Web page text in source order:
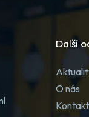
Další
O nás